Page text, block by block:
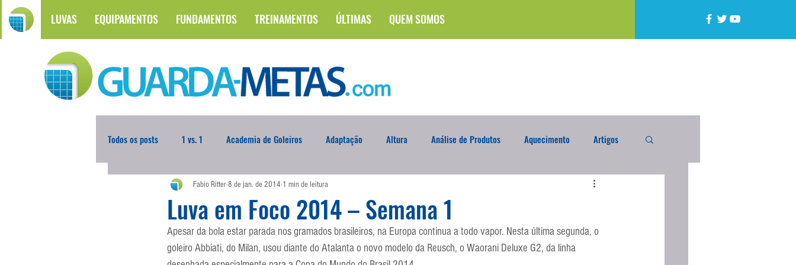
LUVAS EQUIPAMENTOS FUNDAMENTOS TREINAMENTOS ÚLTIMAS QUEM SOMOS
Todos os posts 1 vs. 1 Academia de Goleiros Adaptação Altura Análise de Produtos Aquecimento Artigos
Atualidades Blogoleiro da Semana Brasileirão Compra Exterior
Comunicação Copa do Mundo Curso Defesa da Semana Deslocamento DVD Encaixada Enquete
Luva em Foco 2014 – Semana 1
Fabio Ritter8 de jan. de 2014 1 min de leitura
Apesar da bola estar parada nos gramados brasileiros, na Europa continua a todo vapor. Nesta última segunda, o
goleiro Abbiati, do Milan, usou diante do Atalanta o novo modelo da Reusch, o Waorani Deluxe G2, da linha